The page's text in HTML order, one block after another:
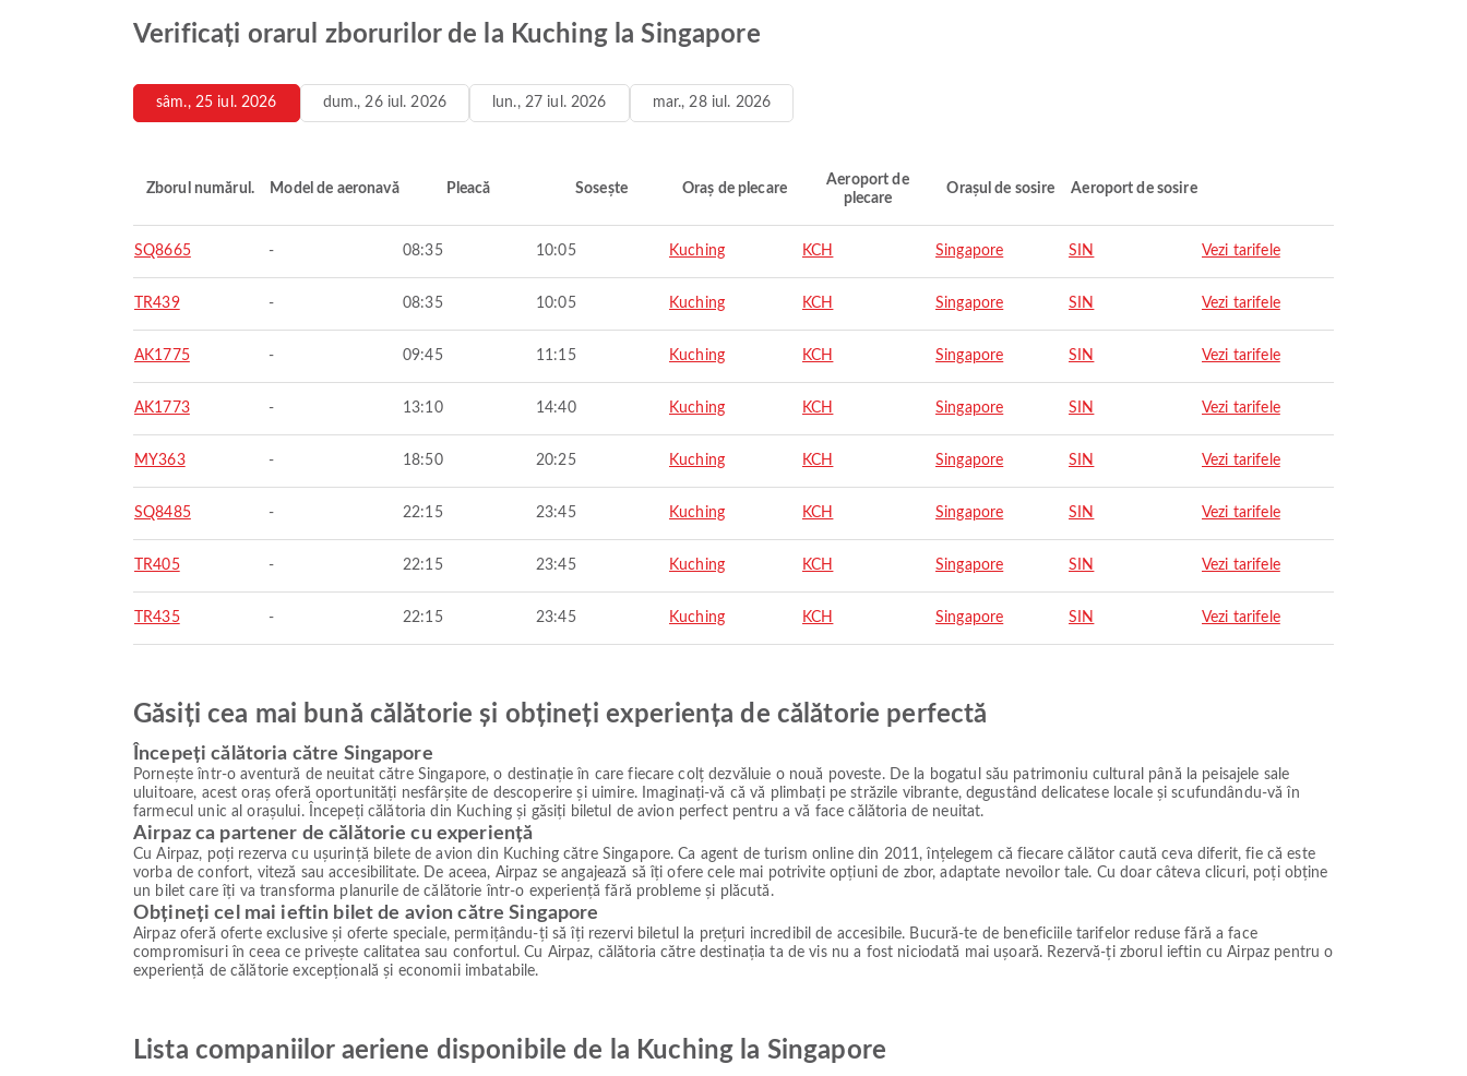
Verificați orarul zborurilor de la Kuching la Singapore
sâm., 25 iul. 2026 dum., 26 iul. 2026 lun., 27 iul. 2026 mar., 28 iul. 2026
Zborul numărul. Model de aeronavă Pleacă Sosește Oraș de plecare
Aeroport de
plecare
Orașul de sosire Aeroport de sosire
SQ8665 - 08:35 10:05 Kuching KCH Singapore SIN Vezi tarifele
TR439 - 08:35 10:05 Kuching KCH Singapore SIN Vezi tarifele
AK1775 - 09:45 11:15 Kuching KCH Singapore SIN Vezi tarifele
AK1773 - 13:10 14:40 Kuching KCH Singapore SIN Vezi tarifele
MY363 - 18:50 20:25 Kuching KCH Singapore SIN Vezi tarifele
SQ8485 - 22:15 23:45 Kuching KCH Singapore SIN Vezi tarifele
TR405 - 22:15 23:45 Kuching KCH Singapore SIN Vezi tarifele
TR435 - 22:15 23:45 Kuching KCH Singapore SIN Vezi tarifele
Găsiți cea mai bună călătorie și obțineți experiența de călătorie perfectă
Începeți călătoria către Singapore
Pornește într-o aventură de neuitat către Singapore, o destinație în care fiecare colț dezvăluie o nouă poveste. De la bogatul său patrimoniu cultural până la peisajele sale
uluitoare, acest oraș oferă oportunități nesfârșite de descoperire și uimire. Imaginați-vă că vă plimbați pe străzile vibrante, degustând delicatese locale și scufundându-vă în
farmecul unic al orașului. Începeți călătoria din Kuching și găsiți biletul de avion perfect pentru a vă face călătoria de neuitat.
Airpaz ca partener de călătorie cu experiență
Cu Airpaz, poți rezerva cu ușurință bilete de avion din Kuching către Singapore. Ca agent de turism online din 2011, înțelegem că fiecare călător caută ceva diferit, fie că este
vorba de confort, viteză sau accesibilitate. De aceea, Airpaz se angajează să îți ofere cele mai potrivite opțiuni de zbor, adaptate nevoilor tale. Cu doar câteva clicuri, poți obține
un bilet care îți va transforma planurile de călătorie într-o experiență fără probleme și plăcută.
Obțineți cel mai ieftin bilet de avion către Singapore
Airpaz oferă oferte exclusive și oferte speciale, permițându-ți să îți rezervi biletul la prețuri incredibil de accesibile. Bucură-te de beneficiile tarifelor reduse fără a face
compromisuri în ceea ce privește calitatea sau confortul. Cu Airpaz, călătoria către destinația ta de vis nu a fost niciodată mai ușoară. Rezervă-ți zborul ieftin cu Airpaz pentru o
experiență de călătorie excepțională și economii imbatabile.
Lista companiilor aeriene disponibile de la Kuching la Singapore